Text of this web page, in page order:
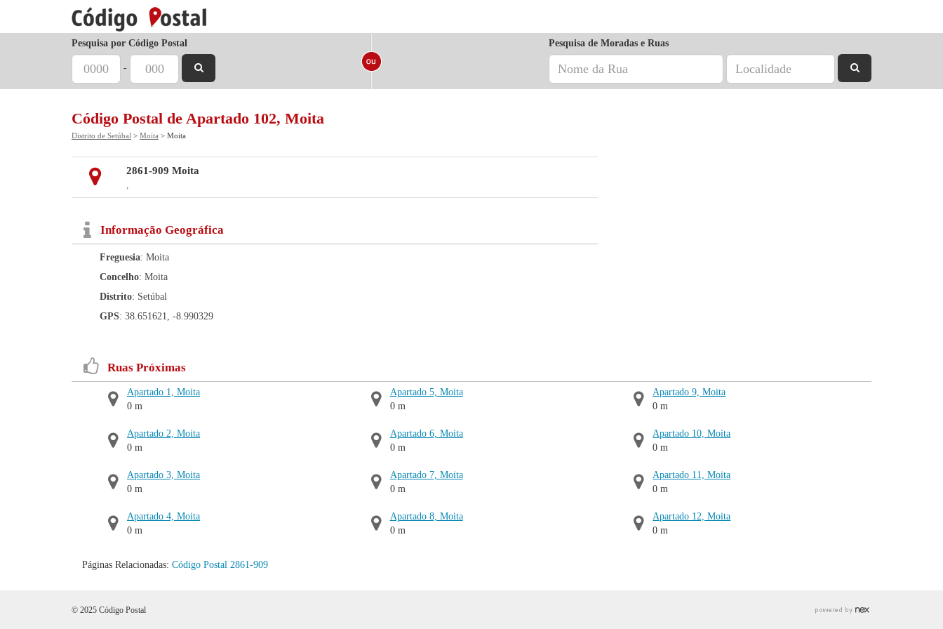
Pesquisa por Código Postal
-
Pesquisa de Moradas e Ruas
Código Postal de Apartado 102, Moita
Distrito de Setúbal > Moita > Moita
2861-909 Moita
,
Informação Geográfica
Freguesia: Moita
Concelho: Moita
Distrito: Setúbal
GPS: 38.651621, -8.990329
Ruas Próximas
Apartado 1, Moita
0 m
Apartado 2, Moita
0 m
Apartado 3, Moita
0 m
Apartado 4, Moita
0 m
Apartado 5, Moita
0 m
Apartado 6, Moita
0 m
Apartado 7, Moita
0 m
Apartado 8, Moita
0 m
Apartado 9, Moita
0 m
Apartado 10, Moita
0 m
Apartado 11, Moita
0 m
Apartado 12, Moita
0 m
Páginas Relacionadas: Código Postal 2861-909
© 2025 Código Postal